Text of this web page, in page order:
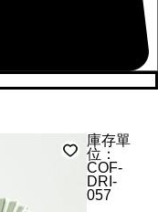
庫存單
位：
COF-
DRI-
057